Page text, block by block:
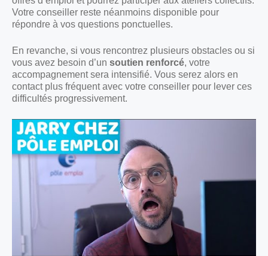
Votre conseiller reste néanmoins disponible pour
répondre à vos questions ponctuelles.
En revanche, si vous rencontrez plusieurs obstacles ou si
vous avez besoin d’un soutien renforcé, votre
accompagnement sera intensifié. Vous serez alors en
contact plus fréquent avec votre conseiller pour lever ces
difficultés progressivement.